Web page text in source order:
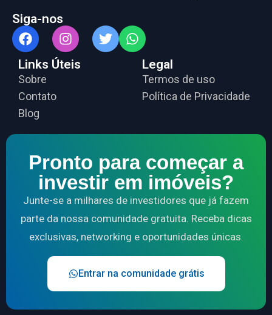
Siga-nos
Links Úteis
Sobre
Contato
Blog
Legal
Termos de uso
Política de Privacidade
Pronto para começar a
investir em imóveis?
Junte-se a milhares de investidores que já fazem
parte da nossa comunidade gratuita. Receba dicas
exclusivas, networking e oportunidades únicas.
Entrar na comunidade grátis